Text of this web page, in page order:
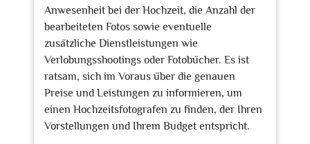
Anwesenheit bei der Hochzeit, die Anzahl der
bearbeiteten Fotos sowie eventuelle
zusätzliche Dienstleistungen wie
Verlobungsshootings oder Fotobücher. Es ist
ratsam, sich im Voraus über die genauen
Preise und Leistungen zu informieren, um
einen Hochzeitsfotografen zu finden, der Ihren
Vorstellungen und Ihrem Budget entspricht.